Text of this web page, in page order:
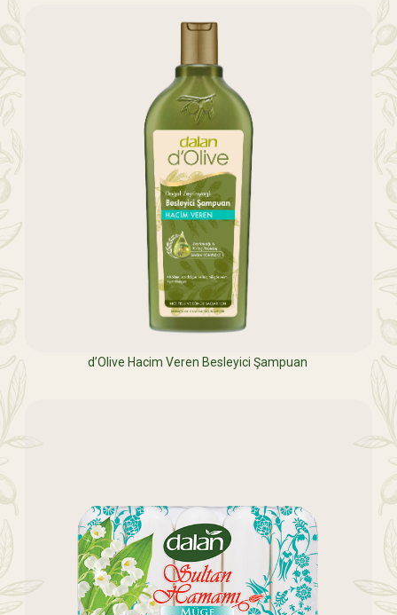
d’Olive Hacim Veren Besleyici Şampuan